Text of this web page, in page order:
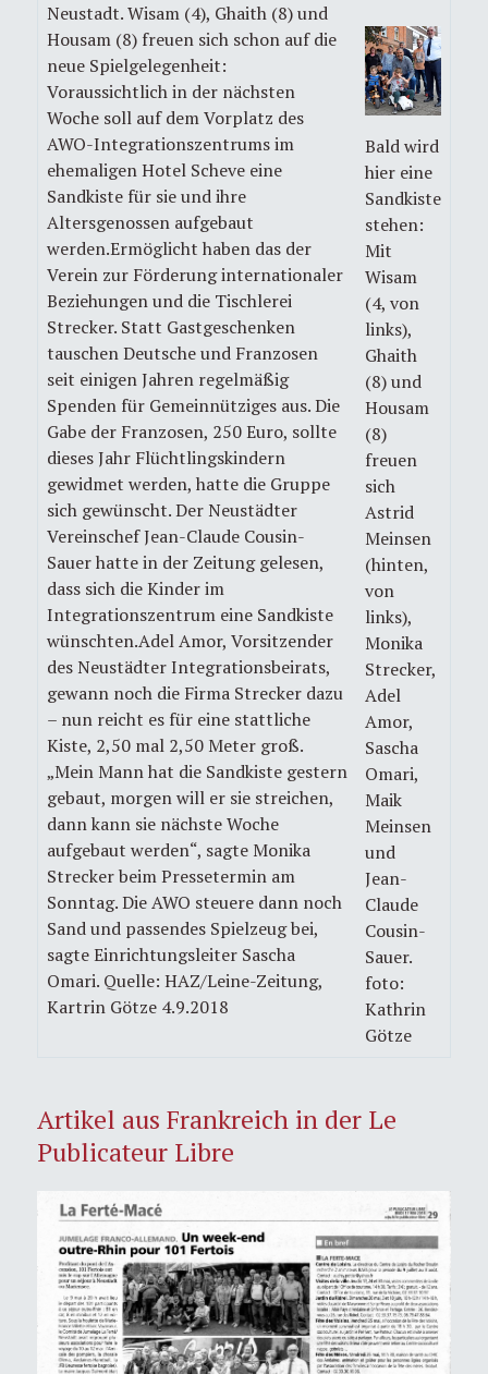
Neustadt. Wisam (4), Ghaith (8) und
Housam (8) freuen sich schon auf die
neue Spielgelegenheit:
Voraussichtlich in der nächsten
Woche soll auf dem Vorplatz des
AWO-Integrationszentrums im
ehemaligen Hotel Scheve eine
Sandkiste für sie und ihre
Altersgenossen aufgebaut
werden.Ermöglicht haben das der
Verein zur Förderung internationaler
Beziehungen und die Tischlerei
Strecker. Statt Gastgeschenken
tauschen Deutsche und Franzosen
seit einigen Jahren regelmäßig
Spenden für Gemeinnütziges aus. Die
Gabe der Franzosen, 250 Euro, sollte
dieses Jahr Flüchtlingskindern
gewidmet werden, hatte die Gruppe
sich gewünscht. Der Neustädter
Vereinschef Jean-Claude Cousin-
Sauer hatte in der Zeitung gelesen,
dass sich die Kinder im
Integrationszentrum eine Sandkiste
wünschten.Adel Amor, Vorsitzender
des Neustädter Integrationsbeirats,
gewann noch die Firma Strecker dazu
– nun reicht es für eine stattliche
Kiste, 2,50 mal 2,50 Meter groß.
„Mein Mann hat die Sandkiste gestern
gebaut, morgen will er sie streichen,
dann kann sie nächste Woche
aufgebaut werden“, sagte Monika
Strecker beim Pressetermin am
Sonntag. Die AWO steuere dann noch
Sand und passendes Spielzeug bei,
sagte Einrichtungsleiter Sascha
Omari. Quelle: HAZ/Leine-Zeitung,
Kartrin Götze 4.9.2018
Bald wird
hier eine
Sandkiste
stehen:
Mit
Wisam
(4, von
links),
Ghaith
(8) und
Housam
(8)
freuen
sich
Astrid
Meinsen
(hinten,
von
links),
Monika
Strecker,
Adel
Amor,
Sascha
Omari,
Maik
Meinsen
und
Jean-
Claude
Cousin-
Sauer.
foto:
Kathrin
Götze
Artikel aus Frankreich in der Le
Publicateur Libre